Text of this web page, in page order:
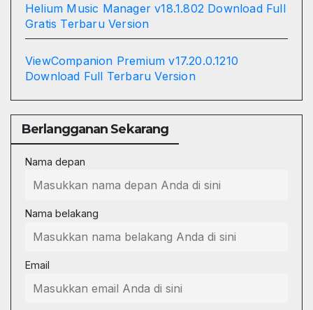
Helium Music Manager v18.1.802 Download Full
Gratis Terbaru Version
ViewCompanion Premium v17.20.0.1210
Download Full Terbaru Version
Berlangganan Sekarang
Nama depan
Nama belakang
Email